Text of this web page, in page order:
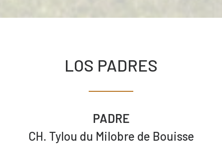
LOS PADRES
PADRE
CH. Tylou du Milobre de Bouisse